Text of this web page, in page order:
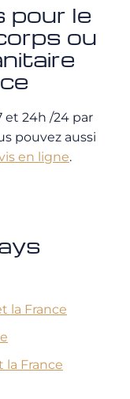
pour le
ou
et 24h /24 par
pouvez aussi
en ligne.
la France
la France